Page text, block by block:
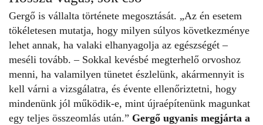
Gergő is vállalta története megosztását. „Az én esetem
tökéletesen mutatja, hogy milyen súlyos következménye
lehet annak, ha valaki elhanyagolja az egészségét –
meséli tovább. – Sokkal kevésbé megterhelő orvoshoz
menni, ha valamilyen tünetet észlelünk, akármennyit is
kell várni a vizsgálatra, és évente ellenőriztetni, hogy
mindenünk jól működik-e, mint újraépítenünk magunkat
egy teljes összeomlás után.” Gergő ugyanis megjárta a